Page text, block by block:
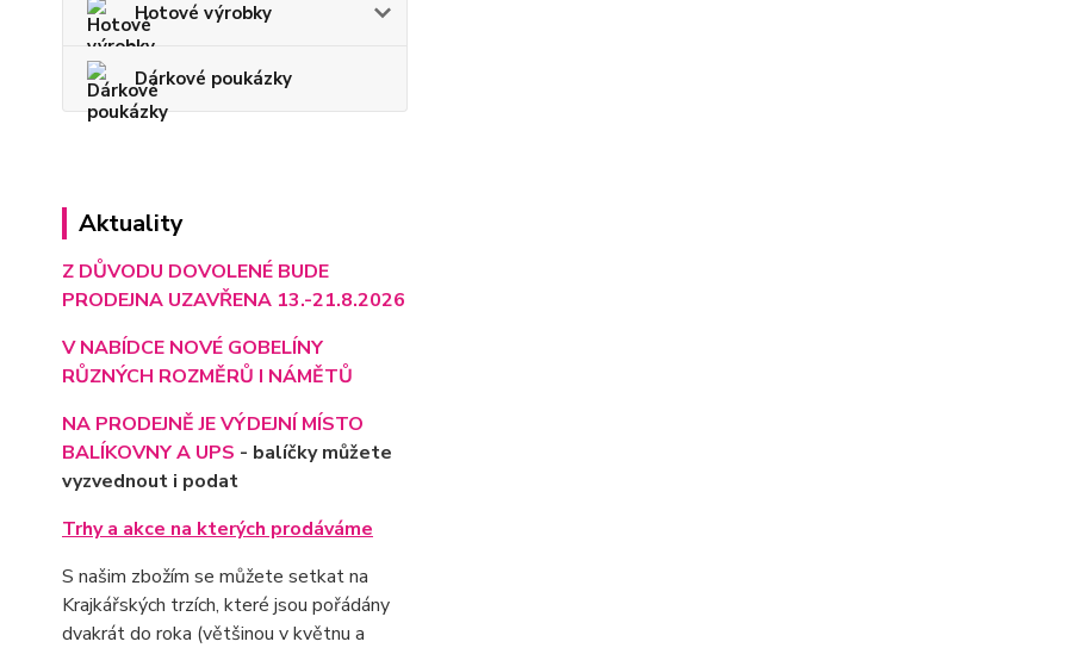
Hotové výrobky
Dárkové poukázky
Aktuality
Z DŮVODU DOVOLENÉ BUDE
PRODEJNA UZAVŘENA 13.-21.8.2026
V NABÍDCE NOVÉ GOBELÍNY
RŮZNÝCH ROZMĚRŮ I NÁMĚTŮ
NA PRODEJNĚ JE VÝDEJNÍ MÍSTO
BALÍKOVNY A UPS - balíčky můžete
vyzvednout i podat
Trhy a akce na kterých prodáváme
S našim zbožím se můžete setkat na
Krajkářských trzích, které jsou pořádány
dvakrát do roka (většinou v květnu a